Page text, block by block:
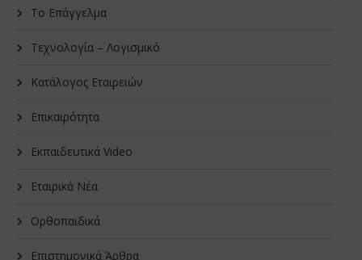
Το Επάγγελμα
Τεχνολογία – Λογισμικό
Κατάλογος Εταιρειών
Επικαιρότητα
Εκπαιδευτικά Video
Εταιρικά Νέα
Oρθοπαιδικά
Επιστημονικά Άρθρα